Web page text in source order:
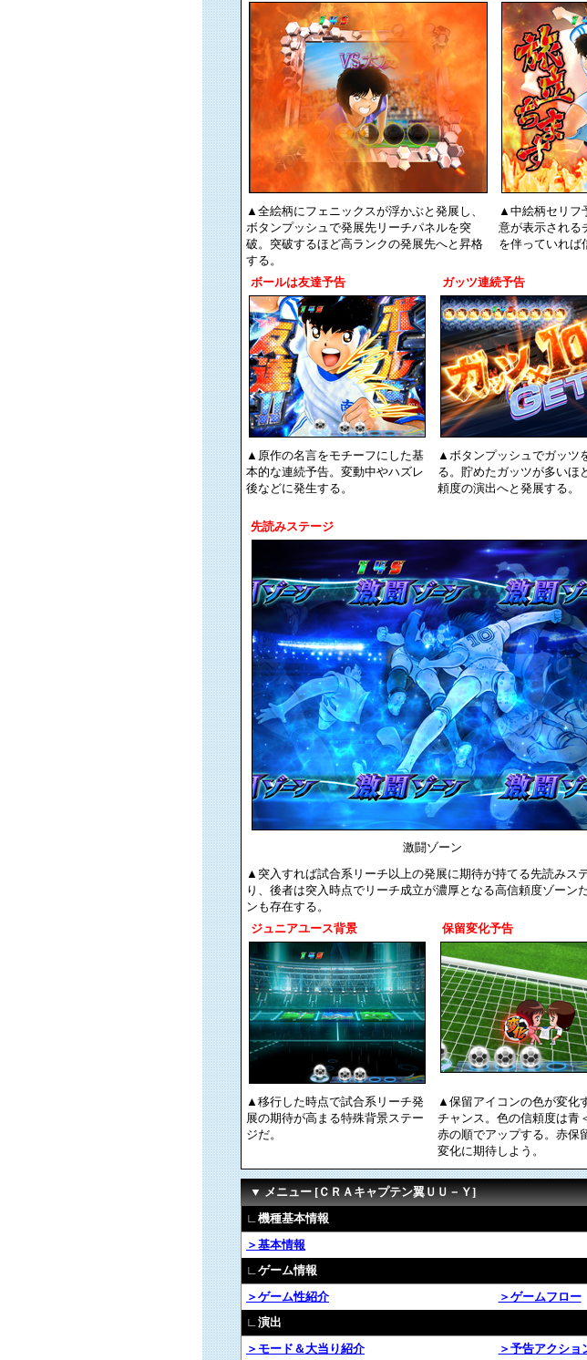
▲全絵柄にフェニックスが浮かぶと発展し、
ボタンプッシュで発展先リーチパネルを突
破。突破するほど高ランクの発展先へと昇格
する。
▲中絵柄セリフ
意が表示される
を伴っていれば
ボールは友達予告
ガッツ連続予告
▲原作の名言をモチーフにした基
本的な連続予告。変動中やハズレ
後などに発生する。
▲ボタンプッシュでガッツ
る。貯めたガッツが多いほ
頼度の演出へと発展する。
先読みステージ
激闘ゾーン
▲突入すれば試合系リーチ以上の発展に期待が持てる先読みス
り、後者は突入時点でリーチ成立が濃厚となる高信頼度ゾー
ンも存在する。
ジュニアユース背景
保留変化予告
▲移行した時点で試合系リーチ発
展の期待が高まる特殊背景ステー
ジだ。
▲保留アイコンの色が変化
チャンス。色の信頼度は青
赤の順でアップする。赤保
変化に期待しよう。
▼ メニュー [ＣＲＡキャプテン翼ＵＵ－Ｙ]
∟機種基本情報
＞基本情報
∟ゲーム情報
＞ゲーム性紹介
＞ゲームフロー
∟演出
＞モード＆大当り紹介
＞予告アクショ